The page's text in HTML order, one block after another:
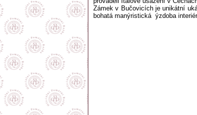
Zámek v Bučovicích je unikátní
bohatá manýristická ýzdoba